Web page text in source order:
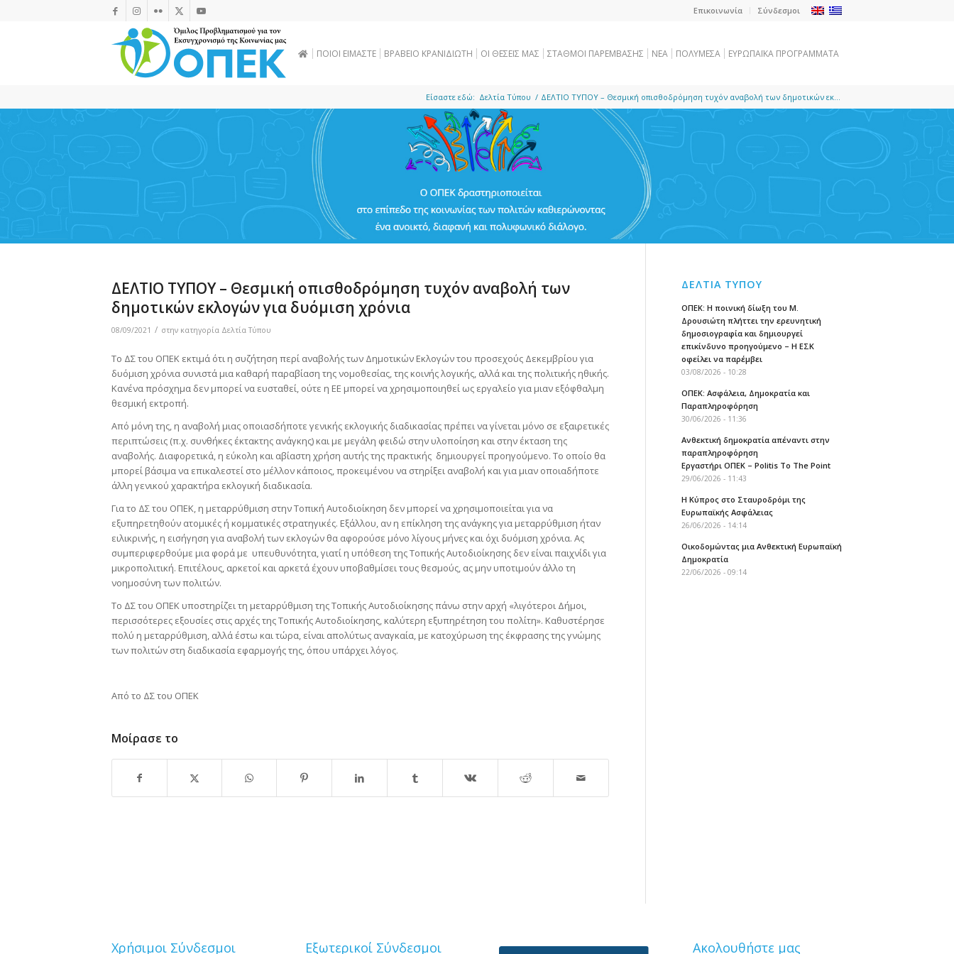
Επικοινωνία Σύνδεσμοι
ΠΟΙΟΙ ΕΙΜΑΣΤΕ ΒΡΑΒΕΙΟ ΚΡΑΝΙΔΙΩΤΗ OI ΘΕΣΕΙΣ ΜΑΣ ΣΤΑΘΜΟΙ ΠΑΡΕΜΒΑΣΗΣ NEA ΠΟΛΥΜΕΣΑ ΕΥΡΩΠΑΪΚΑ ΠΡΟΓΡΑΜΜΑΤΑ
Είσαστε εδώ: Δελτία Τύπου / ΔΕΛΤΙΟ ΤΥΠΟΥ – Θεσμική οπισθοδρόμηση τυχόν αναβολή των δημοτικών εκ...
ΔΕΛΤΙΟ ΤΥΠΟΥ – Θεσμική οπισθοδρόμηση τυχόν αναβολή των
δημοτικών εκλογών για δυόμιση χρόνια
08/09/2021 / στην κατηγορία Δελτία Τύπου
Το ΔΣ του ΟΠΕΚ εκτιμά ότι η συζήτηση περί αναβολής των Δημοτικών Εκλογών του προσεχούς Δεκεμβρίου για
δυόμιση χρόνια συνιστά μια καθαρή παραβίαση της νομοθεσίας, της κοινής λογικής, αλλά και της πολιτικής ηθικής.
Κανένα πρόσχημα δεν μπορεί να ευσταθεί, ούτε η ΕΕ μπορεί να χρησιμοποιηθεί ως εργαλείο για μιαν εξόφθαλμη
θεσμική εκτροπή.
Από μόνη της, η αναβολή μιας οποιασδήποτε γενικής εκλογικής διαδικασίας πρέπει να γίνεται μόνο σε εξαιρετικές
περιπτώσεις (π.χ. συνθήκες έκτακτης ανάγκης) και με μεγάλη φειδώ στην υλοποίηση και στην έκταση της
αναβολής. Διαφορετικά, η εύκολη και αβίαστη χρήση αυτής της πρακτικής δημιουργεί προηγούμενο. Το οποίο θα
μπορεί βάσιμα να επικαλεστεί στο μέλλον κάποιος, προκειμένου να στηρίξει αναβολή και για μιαν οποιαδήποτε
άλλη γενικού χαρακτήρα εκλογική διαδικασία.
Για το ΔΣ του ΟΠΕΚ, η μεταρρύθμιση στην Τοπική Αυτοδιοίκηση δεν μπορεί να χρησιμοποιείται για να
εξυπηρετηθούν ατομικές ή κομματικές στρατηγικές. Εξάλλου, αν η επίκληση της ανάγκης για μεταρρύθμιση ήταν
ειλικρινής, η εισήγηση για αναβολή των εκλογών θα αφορούσε μόνο λίγους μήνες και όχι δυόμιση χρόνια. Ας
συμπεριφερθούμε μια φορά με υπευθυνότητα, γιατί η υπόθεση της Τοπικής Αυτοδιοίκησης δεν είναι παιχνίδι για
μικροπολιτική. Επιτέλους, αρκετοί και αρκετά έχουν υποβαθμίσει τους θεσμούς, ας μην υποτιμούν άλλο τη
νοημοσύνη των πολιτών.
Το ΔΣ του ΟΠΕΚ υποστηρίζει τη μεταρρύθμιση της Τοπικής Αυτοδιοίκησης πάνω στην αρχή «λιγότεροι Δήμοι,
περισσότερες εξουσίες στις αρχές της Τοπικής Αυτοδιοίκησης, καλύτερη εξυπηρέτηση του πολίτη». Καθυστέρησε
πολύ η μεταρρύθμιση, αλλά έστω και τώρα, είναι απολύτως αναγκαία, με κατοχύρωση της έκφρασης της γνώμης
των πολιτών στη διαδικασία εφαρμογής της, όπου υπάρχει λόγος.
Από το ΔΣ του ΟΠΕΚ
Μοίρασε το
ΔΕΛΤΙΑ ΤΥΠΟΥ
ΟΠΕΚ: Η ποινική δίωξη του Μ.
Δρουσιώτη πλήττει την ερευνητική
δημοσιογραφία και δημιουργεί
επικίνδυνο προηγούμενο – Η ΕΣΚ
οφείλει να παρέμβει
03/08/2026 - 10:28
ΟΠΕΚ: Ασφάλεια, Δημοκρατία και
Παραπληροφόρηση
30/06/2026 - 11:36
Ανθεκτική δημοκρατία απέναντι στην
παραπληροφόρηση
Εργαστήρι ΟΠΕΚ – Politis To The Point
29/06/2026 - 11:43
Η Κύπρος στο Σταυροδρόμι της
Ευρωπαϊκής Ασφάλειας
26/06/2026 - 14:14
Οικοδομώντας μια Ανθεκτική Ευρωπαϊκή
Δημοκρατία
22/06/2026 - 09:14
Χρήσιμοι Σύνδεσμοι Εξωτερικοί Σύνδεσμοι Ακολουθήστε μας